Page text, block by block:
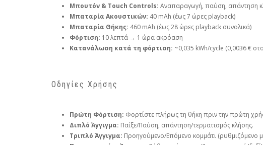
Μπουτόν & Touch Controls: Αναπαραγωγή, παύση, απάντηση
Μπαταρία Ακουστικών: 40 mAh (έως 7 ώρες playback)
Μπαταρία Θήκης: 460 mAh (έως 28 ώρες playback συνολικά)
Φόρτιση: 10 λεπτά → 1 ώρα ακρόαση
Κατανάλωση κατά τη φόρτιση: ~0,035 kWh/cycle (0,0036 €
Οδηγίες Χρήσης
Πρώτη Φόρτιση: Φορτίστε πλήρως τη θήκη πριν την πρώτη
Διπλό Άγγιγμα: Παίξε/Παύση, απάντηση/τερματισμός κλήσης.
Τριπλό Άγγιγμα: Προηγούμενο/Επόμενο κομμάτι (ρυθμιζόμενο